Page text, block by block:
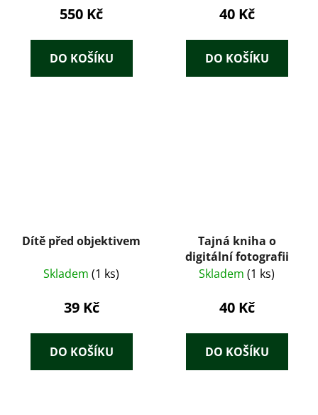
550 Kč
DO KOŠÍKU
40 Kč
DO KOŠÍKU
Dítě před objektivem
Skladem (1 ks)
39 Kč
DO KOŠÍKU
Tajná kniha o
digitální fotografii
Skladem (1 ks)
40 Kč
DO KOŠÍKU